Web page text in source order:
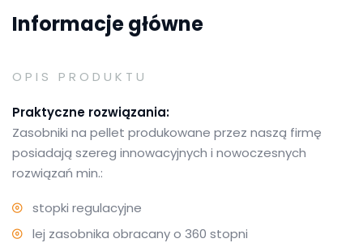
Informacje główne
OPIS PRODUKTU
Praktyczne rozwiązania:
Zasobniki na pellet produkowane przez naszą firmę
posiadają szereg innowacyjnych i nowoczesnych
rozwiązań min.:
stopki regulacyjne
lej zasobnika obracany o 360 stopni